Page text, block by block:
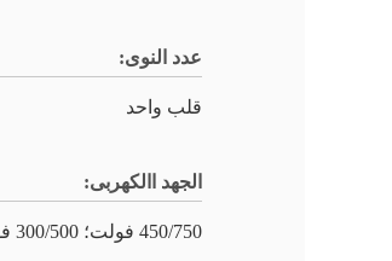
عدد النوى:
قلب واحد
الجهد االكهربى:
450/750 فولت؛ 300/500 فولت